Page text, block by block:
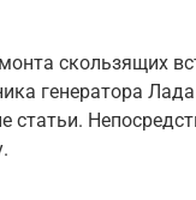
скользящих
генератора
статьи.